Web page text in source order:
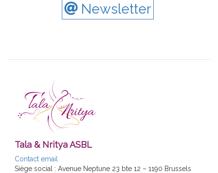
Newsletter
Tala & Nritya ASBL
Contact email
Siège social : Avenue Neptune 23 bte 12 – 1190 Brussels